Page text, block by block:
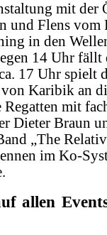
mit der
und Flens vom
in den
14 Uhr fällt
17 Uhr spielt
Karibik an
Regatten mit
Dieter Braun
„The
im Ko-
allen